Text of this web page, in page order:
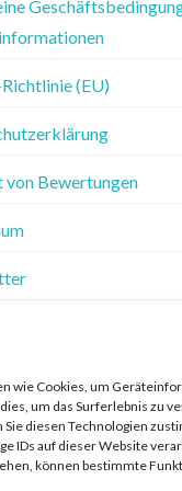
wie Cookies, um
um das Surferlebnis zu
diesen Technologien
IDs auf dieser Website
können bestimmte
(EU)
von Bewertungen
&